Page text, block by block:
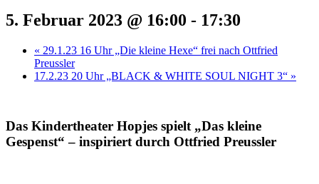
5. Februar 2023 @ 16:00 - 17:30
« 29.1.23 16 Uhr „Die kleine Hexe“ frei nach Ottfried
Preussler
17.2.23 20 Uhr „BLACK & WHITE SOUL NIGHT 3“ »
Das Kindertheater Hopjes spielt „Das kleine
Gespenst“ – inspiriert durch Ottfried Preussler